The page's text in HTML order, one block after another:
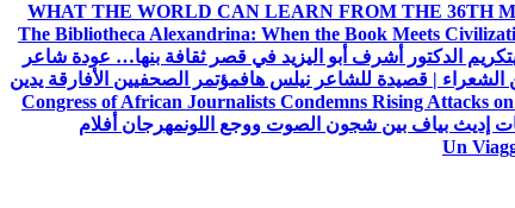
WHAT THE WORLD CAN LEARN FROM THE 36TH
The Bibliotheca Alexandrina: When the Book Meets
تكريم الدكتور أشرف أبو اليزيد في قصر ثقافة بنها… عودة شاعر
الشعراء | قصيدة للشاعر نيلس هافمؤتمر الصحفيين الأفارقة يدين
Congress of African Journalists Condemns Rising Attacks
إديث بياف بين شجون الصوت ووجع اللونمهرجان أفلام
Un